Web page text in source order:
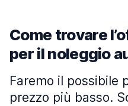
Come trovare
per il noleggio
Faremo il possibile
prezzo più basso.